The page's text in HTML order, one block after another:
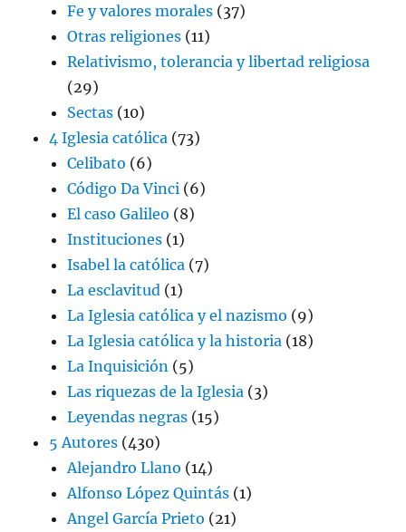
Fe y valores morales (37)
Otras religiones (11)
Relativismo, tolerancia y libertad religiosa
(29)
Sectas (10)
4 Iglesia católica (73)
Celibato (6)
Código Da Vinci (6)
El caso Galileo (8)
Instituciones (1)
Isabel la católica (7)
La esclavitud (1)
La Iglesia católica y el nazismo (9)
La Iglesia católica y la historia (18)
La Inquisición (5)
Las riquezas de la Iglesia (3)
Leyendas negras (15)
5 Autores (430)
Alejandro Llano (14)
Alfonso López Quintás (1)
Angel García Prieto (21)